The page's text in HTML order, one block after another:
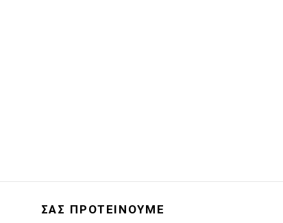
ΣΑΣ ΠΡΟΤΕΙΝΟΥΜΕ